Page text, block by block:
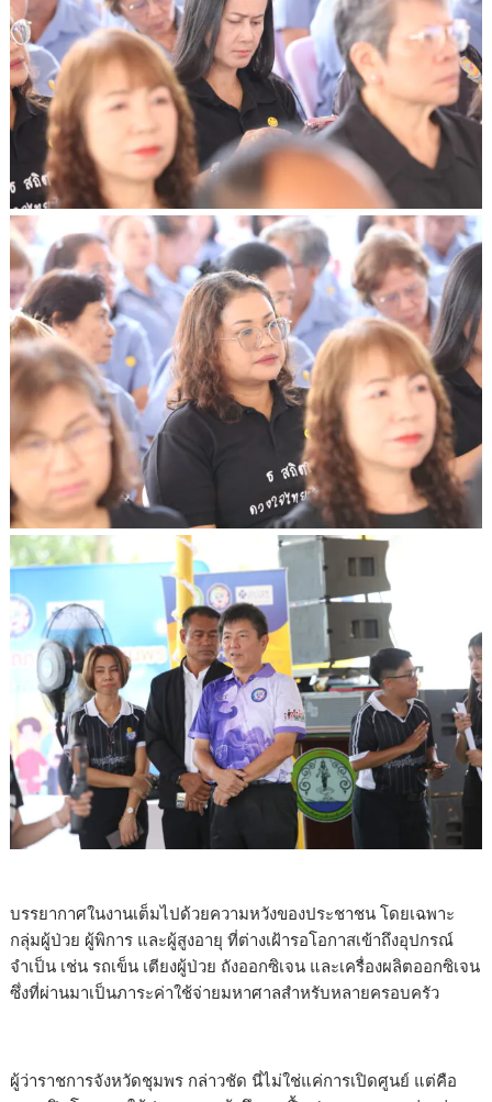
บรรยากาศในงานเต็มไปด้วยความหวังของประชาชน โดยเฉพาะ
กลุ่มผู้ป่วย ผู้พิการ และผู้สูงอายุ ที่ต่างเฝ้ารอโอกาสเข้าถึงอุปกรณ์
จำเป็น เช่น รถเข็น เตียงผู้ป่วย ถังออกซิเจน และเครื่องผลิตออกซิเจน
ซึ่งที่ผ่านมาเป็นภาระค่าใช้จ่ายมหาศาลสำหรับหลายครอบครัว
ผู้ว่าราชการจังหวัดชุมพร กล่าวชัด นี่ไม่ใช่แค่การเปิดศูนย์ แต่คือ